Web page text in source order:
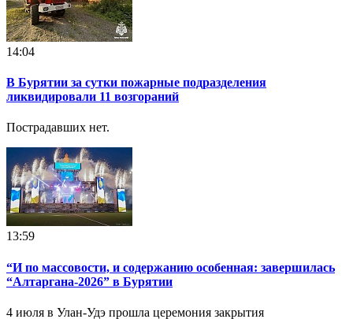
14:04
В Бурятии за сутки пожарные подразделения
ликвидировали 11 возгораний
Пострадавших нет.
13:59
“И по массовости, и содержанию особенная: завершилась
“Алтаргана-2026” в Бурятии
4 июля в Улан-Удэ прошла церемония закрытия